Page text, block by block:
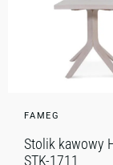
FAMEG
Stolik kawowy
STK-1711